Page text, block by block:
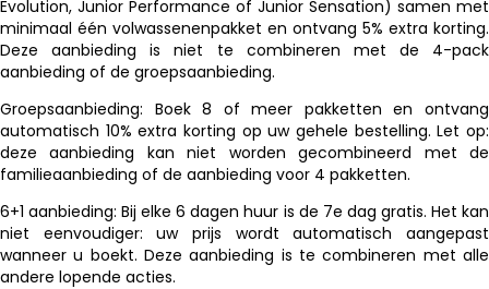
Evolution, Junior Performance of Junior Sensation) samen met
minimaal één volwassenenpakket en ontvang 5% extra korting.
Deze aanbieding is niet te combineren met de 4-pack
aanbieding of de groepsaanbieding.
Groepsaanbieding: Boek 8 of meer pakketten en ontvang
automatisch 10% extra korting op uw gehele bestelling. Let op:
deze aanbieding kan niet worden gecombineerd met de
familieaanbieding of de aanbieding voor 4 pakketten.
6+1 aanbieding: Bij elke 6 dagen huur is de 7e dag gratis. Het kan
niet eenvoudiger: uw prijs wordt automatisch aangepast
wanneer u boekt. Deze aanbieding is te combineren met alle
andere lopende acties.